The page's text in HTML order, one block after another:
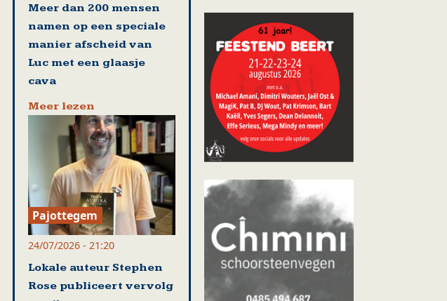
Meer dan 200 mensen
namen op een speciale
manier afscheid van
Luc met een glaasje
cava
Meer lezen
Pajottegem
24/07/2026 - 21:20
Lokale auteur Stephen
Rose publiceert vervolg